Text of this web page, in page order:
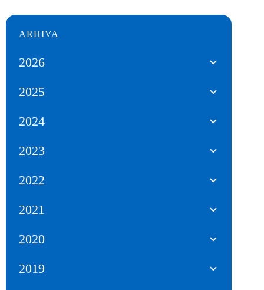
ARHIVA
2026
2025
2024
2023
2022
2021
2020
2019